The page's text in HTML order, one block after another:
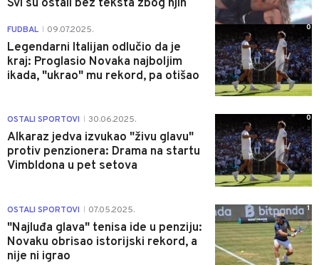
Svi su ostali bez teksta zbog njih
FUDBAL 09.07.2025.
Legendarni Italijan odlučio da je
kraj: Proglasio Novaka najboljim
ikada, "ukrao" mu rekord, pa otišao
0
OSTALI SPORTOVI 30.06.2025.
Alkaraz jedva izvukao "živu glavu"
protiv penzionera: Drama na startu
Vimbldona u pet setova
0
OSTALI SPORTOVI 07.05.2025.
"Najluđa glava" tenisa ide u penziju:
Novaku obrisao istorijski rekord, a
nije ni igrao
1